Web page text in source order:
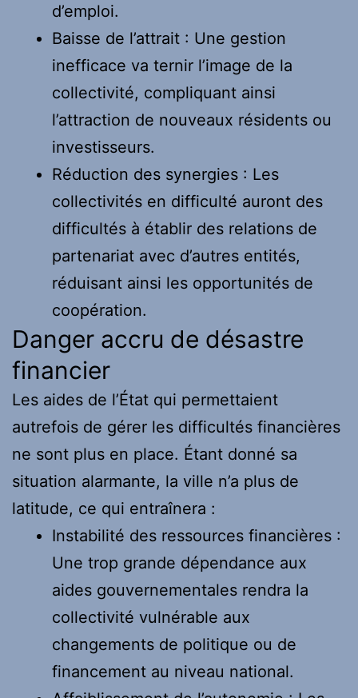
d’emploi.
Baisse de l’attrait : Une gestion
inefficace va ternir l’image de la
collectivité, compliquant ainsi
l’attraction de nouveaux résidents ou
investisseurs.
Réduction des synergies : Les
collectivités en difficulté auront des
difficultés à établir des relations de
partenariat avec d’autres entités,
réduisant ainsi les opportunités de
coopération.
Danger accru de désastre
financier
Les aides de l’État qui permettaient
autrefois de gérer les difficultés financières
ne sont plus en place. Étant donné sa
situation alarmante, la ville n’a plus de
latitude, ce qui entraînera :
Instabilité des ressources financières :
Une trop grande dépendance aux
aides gouvernementales rendra la
collectivité vulnérable aux
changements de politique ou de
financement au niveau national.